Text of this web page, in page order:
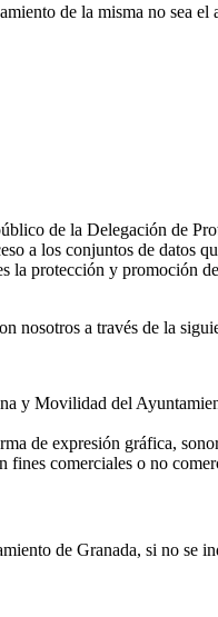
de la misma no sea el
de la Delegación de
a los conjuntos de datos
la protección y
nosotros a través de la
y Movilidad del
de expresión gráfica,
comerciales o no
de Granada, si no se